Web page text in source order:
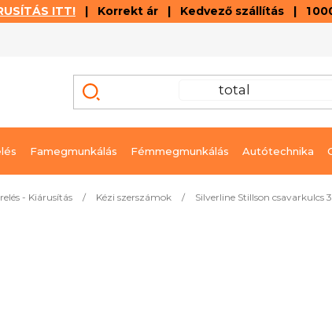
ITT! | Korrekt ár | Kedvező szállítás | 1
Famegmunkálás Fémmegmunkálás Autótechnika
- Kiárusítás / Kézi szerszámok / Silverline Stillson